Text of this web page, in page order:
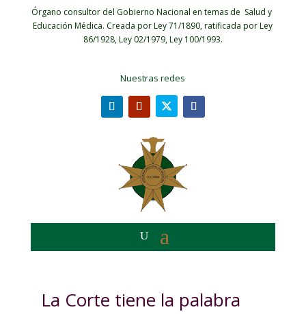
Órgano consultor del Gobierno Nacional en temas de Salud y
Educación Médica. Creada por Ley 71/1890, ratificada por Ley
86/1928, Ley 02/1979, Ley 100/1993.
Nuestras redes
La Corte tiene la palabra